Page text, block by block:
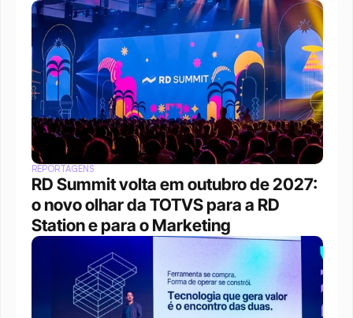
REPORTAGENS
RD Summit volta em outubro de 2027:
o novo olhar da TOTVS para a RD
Station e para o Marketing